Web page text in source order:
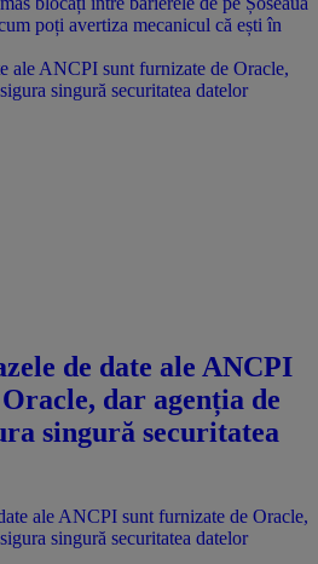
ale ANCPI sunt furnizate de Oracle,
singură securitatea datelor
de date ale ANCPI
dar agenția de
singură securitatea